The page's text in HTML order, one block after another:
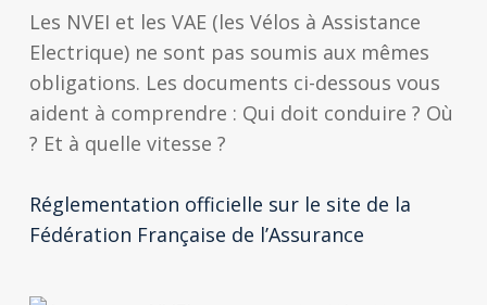
Les NVEI et les VAE (les Vélos à Assistance
Electrique) ne sont pas soumis aux mêmes
obligations. Les documents ci-dessous vous
aident à comprendre : Qui doit conduire ? Où
? Et à quelle vitesse ?
Réglementation officielle sur le site de la
Fédération Française de l’Assurance